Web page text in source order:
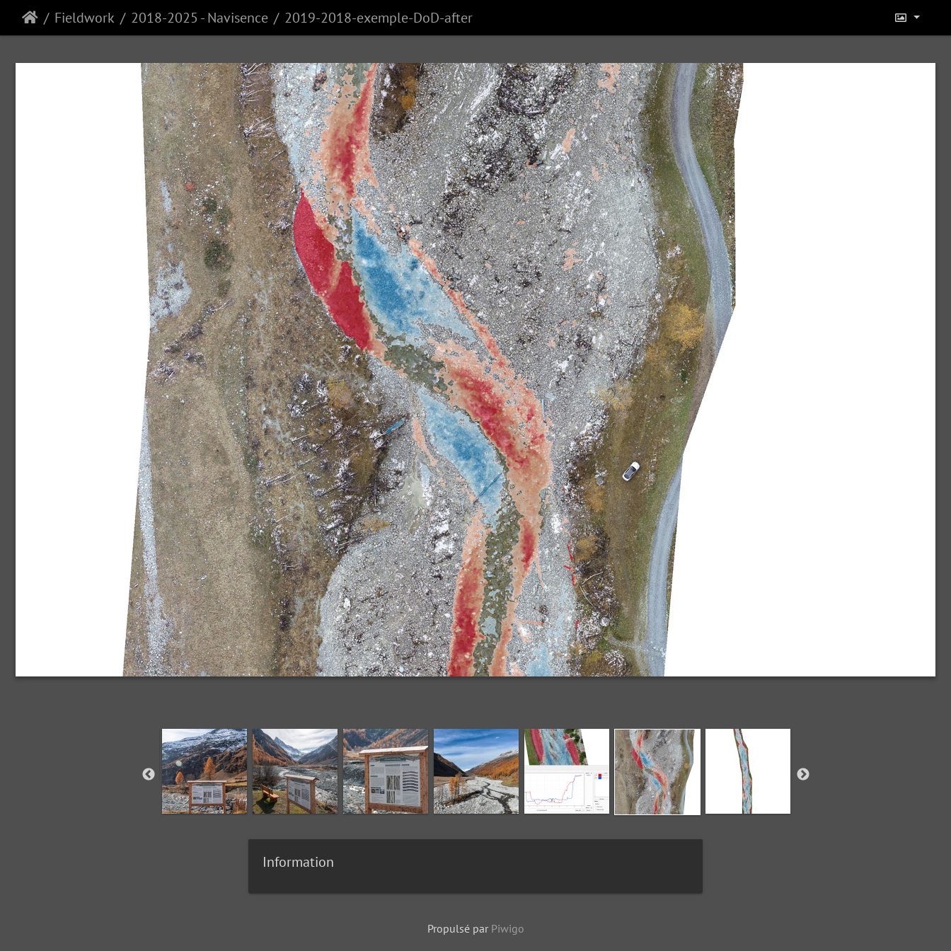
Fieldwork 2018-2025 - Navisence 2019-2018-exemple-DoD-after
Information
Propulsé par Piwigo